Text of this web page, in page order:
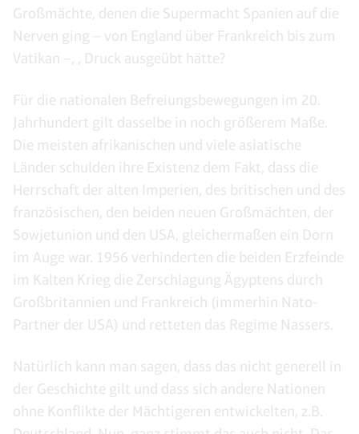
Großmächte, denen die Supermacht Spanien auf die
Nerven ging – von England über Frankreich bis zum
Vatikan –, , Druck ausgeübt hätte?
Für die nationalen Befreiungsbewegungen im 20.
Jahrhundert gilt dasselbe in noch größerem Maße.
Die meisten afrikanischen und viele asiatische
Länder schulden ihre Existenz dem Fakt, dass die
Herrschaft der alten Imperien, des britischen und des
französischen, den beiden neuen Großmächten, der
Sowjetunion und den USA, gleichermaßen ein Dorn
im Auge war. 1956 verhinderten die beiden Erzfeinde
im Kalten Krieg die Zerschlagung Ägyptens durch
Großbritannien und Frankreich (immerhin Nato-
Partner der USA) und retteten das Regime Nassers.
Natürlich kann man sagen, dass das nicht generell in
der Geschichte gilt und dass sich andere Nationen
ohne Konflikte der Mächtigeren entwickelten, z.B.